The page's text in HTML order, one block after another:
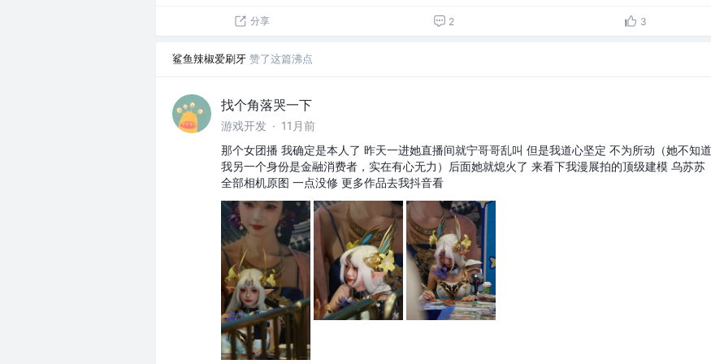
分享 2 3
鲨鱼辣椒爱刷牙 赞了这篇沸点
找个角落哭一下
游戏开发 · 11月前
那个女团播 我确定是本人了 昨天一进她直播间就宁哥哥乱叫 但是我道心坚定 不为所动（她不知道
我另一个身份是金融消费者，实在有心无力）后面她就熄火了 来看下我漫展拍的顶级建模 乌苏苏
全部相机原图 一点没修 更多作品去我抖音看